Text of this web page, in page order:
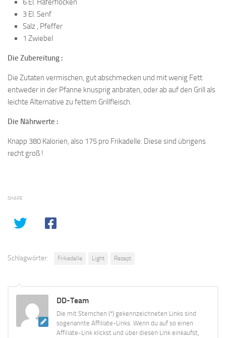
6 El. Haferflocken
3 El. Senf
Salz , Pfeffer
1 Zwiebel
Die Zubereitung :
Die Zutaten vermischen, gut abschmecken und mit wenig Fett
entweder in der Pfanne knusprig anbraten, oder ab auf den Grill als
leichte Alternative zu fettem Grillfleisch.
Die Nährwerte :
Knapp 380 Kalorien, also 175 pro Frikadelle. Diese sind übrigens
recht groß !
SHARE
Schlagwörter: Frikadelle Light Rezept
DD-Team
Die mit Sternchen (*) gekennzeichneten Links sind
sogenannte Affiliate-Links. Wenn du auf so einen
Affiliate-Link klickst und über diesen Link einkaufst,